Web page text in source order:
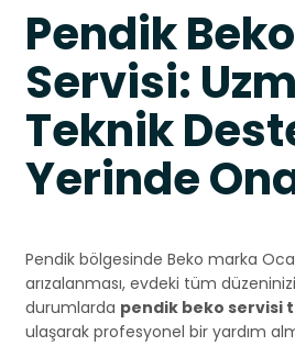
Pendik
Servisi:
Teknik
Yerinde
Pendik bölgesinde Beko marka
arızalanması, evdeki tüm
durumlarda pendik beko servisi
ulaşarak profesyonel bir yardım